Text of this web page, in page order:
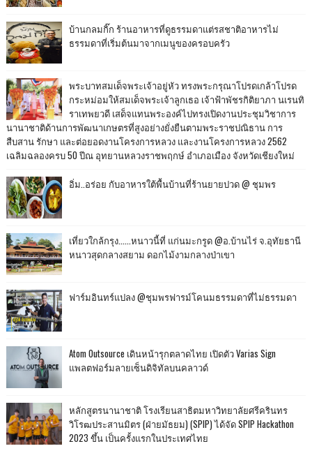
บ้านกลมกิ๊ก ร้านอาหารที่ดูธรรมดาแต่รสชาติอาหารไม่
ธรรมดาที่เริ่มต้นมาจากเมนูของครอบครัว
พระบาทสมเด็จพระเจ้าอยู่หัว ทรงพระกรุณาโปรดเกล้าโปรด
กระหม่อมให้สมเด็จพระเจ้าลูกเธอ เจ้าฟ้าพัชรกิติยาภา นเรนทิ
ราเทพยวดี เสด็จแทนพระองค์ไปทรงเปิดงานประชุมวิชาการ
นานาชาติด้านการพัฒนาเกษตรที่สูงอย่างยั่งยืนตามพระราชปณิธาน การ
สืบสาน รักษา และต่อยอดงานโครงการหลวง และงานโครงการหลวง 2562
เฉลิมฉลองครบ 50 ปีณ อุทยานหลวงราชพฤกษ์ อำเภอเมือง จังหวัดเชียงใหม่
อิ่ม..อร่อย กับอาหารใต้พื้นบ้านที่ร้านยายปวด @ ชุมพร
เที่ยวใกล้กรุง......หนาวนี้ที่ แก่นมะกรูด @อ.บ้านไร่ จ.อุทัยธานี
หนาวสุดกลางสยาม ดอกไม้งามกลางป่าเขา
ฟาร์มอินทร์แปลง @ชุมพรฟารม์โคนมธรรมดาที่ไม่ธรรมดา
Atom Outsource เดินหน้ารุกตลาดไทย เปิดตัว Varias Sign
แพลตฟอร์มลายเซ็นดิจิทัลบนคลาวด์
หลักสูตรนานาชาติ โรงเรียนสาธิตมหาวิทยาลัยศรีครินทร
วิโรฒประสานมิตร (ฝ่ายมัธยม) (SPIP) ได้จัด SPIP Hackathon
2023 ขึ้น เป็นครั้งแรกในประเทศไทย